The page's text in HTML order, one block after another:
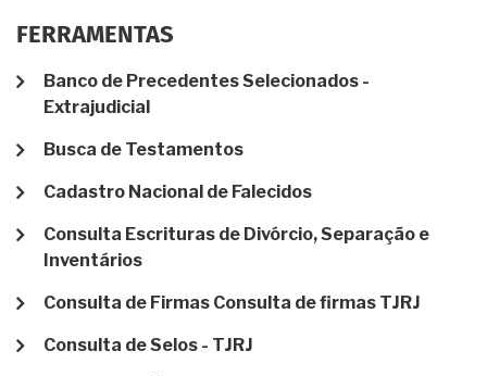
FERRAMENTAS
Banco de Precedentes Selecionados -
Extrajudicial
Busca de Testamentos
Cadastro Nacional de Falecidos
Consulta Escrituras de Divórcio, Separação e
Inventários
Consulta de Firmas Consulta de firmas TJRJ
Consulta de Selos - TJRJ